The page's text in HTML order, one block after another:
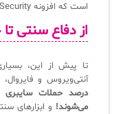
است که افزونه Endpoint Security وارد عمل می‌شود.
از دفاع سنتی
تا پیش از این،
آنتی‌ویروس و فایروال،
درصد حملات سایبری
می‌شوند!
برنامه‌ساز هوشمند App Creator
سیستم هوشمند مدیریت
چارچوب ITIL برای همه
فلافلی_فناوری